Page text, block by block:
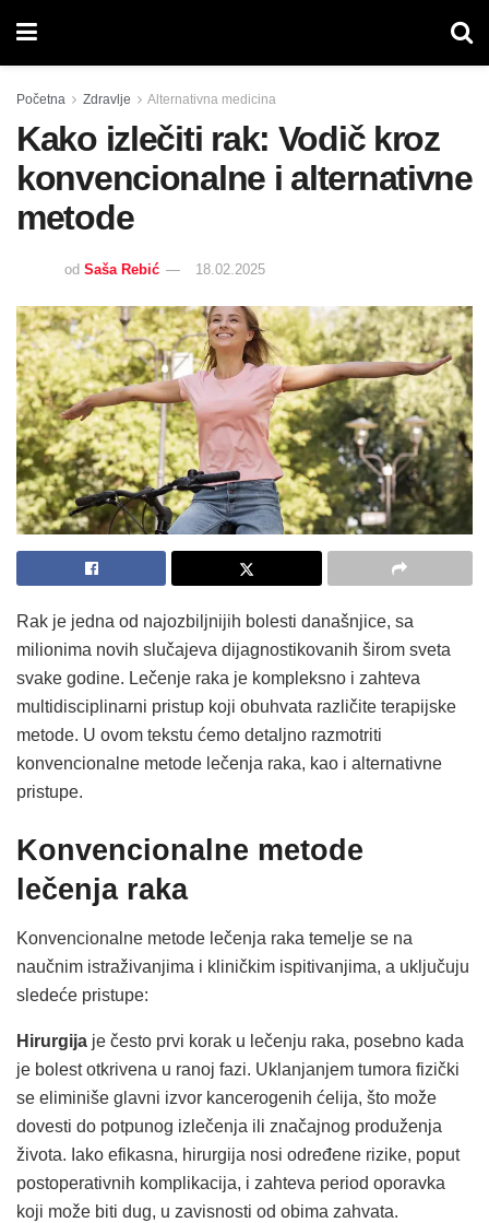
Početna Zdravlje Alternativna medicina
Kako izlečiti rak: Vodič kroz
konvencionalne i alternativne
metode
od Saša Rebić 18.02.2025
Rak je jedna od najozbiljnijih bolesti današnjice, sa
milionima novih slučajeva dijagnostikovanih širom sveta
svake godine. Lečenje raka je kompleksno i zahteva
multidisciplinarni pristup koji obuhvata različite terapijske
metode. U ovom tekstu ćemo detaljno razmotriti
konvencionalne metode lečenja raka, kao i alternativne
pristupe.
Konvencionalne metode
lečenja raka
Konvencionalne metode lečenja raka temelje se na
naučnim istraživanjima i kliničkim ispitivanjima, a uključuju
sledeće pristupe:
Hirurgija je često prvi korak u lečenju raka, posebno kada
je bolest otkrivena u ranoj fazi. Uklanjanjem tumora fizički
se eliminiše glavni izvor kancerogenih ćelija, što može
dovesti do potpunog izlečenja ili značajnog produženja
života. Iako efikasna, hirurgija nosi određene rizike, poput
postoperativnih komplikacija, i zahteva period oporavka
koji može biti dug, u zavisnosti od obima zahvata.